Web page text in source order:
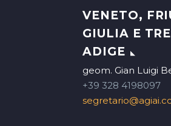
VENETO,
GIULIA E
ADIGE
geom. Gian Luigi
+39 328 4198097